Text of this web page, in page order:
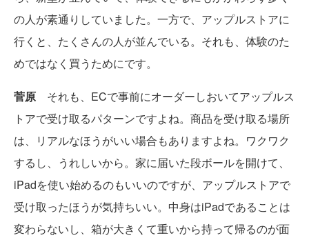
の人が素通りしていました。一方で、アップルストアに
行くと、たくさんの人が並んでいる。それも、体験のた
めではなく買うためにです。
菅原 それも、ECで事前にオーダーしおいてアップルス
トアで受け取るパターンですよね。商品を受け取る場所
は、リアルなほうがいい場合もありますよね。ワクワク
するし、うれしいから。家に届いた段ボールを開けて、
iPadを使い始めるのもいいのですが、アップルストアで
受け取ったほうが気持ちいい。中身はiPadであることは
変わらないし、箱が大きくて重いから持って帰るのが面